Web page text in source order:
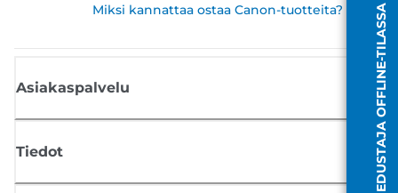
EDUSTAJA OFFLINE-TILASSA
Miksi kannattaa ostaa Canon-tuotteita?
Asiakaspalvelu
Tiedot